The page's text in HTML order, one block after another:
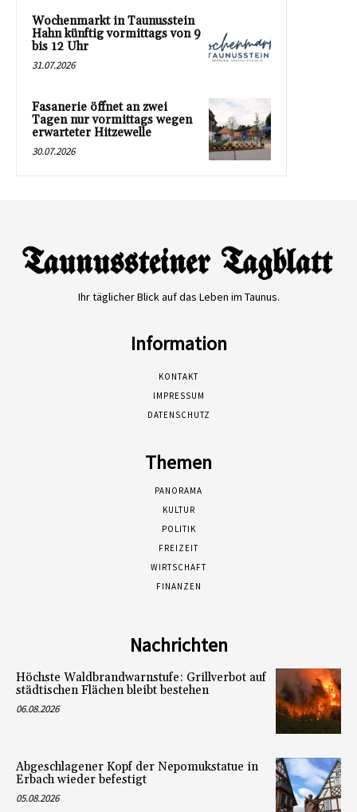
Wochenmarkt in Taunusstein
Hahn künftig vormittags von 9
bis 12 Uhr
31.07.2026
Fasanerie öffnet an zwei
Tagen nur vormittags wegen
erwarteter Hitzewelle
30.07.2026
Ihr täglicher Blick auf das Leben im Taunus.
Information
KONTAKT
IMPRESSUM
DATENSCHUTZ
Themen
PANORAMA
KULTUR
POLITIK
FREIZEIT
WIRTSCHAFT
FINANZEN
Nachrichten
Höchste Waldbrandwarnstufe: Grillverbot auf
städtischen Flächen bleibt bestehen
06.08.2026
Abgeschlagener Kopf der Nepomukstatue in
Erbach wieder befestigt
05.08.2026